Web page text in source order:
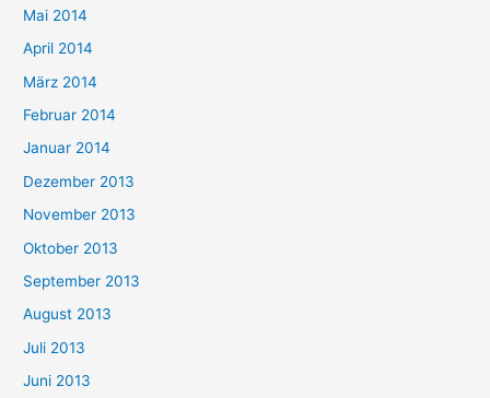
Mai 2014
April 2014
März 2014
Februar 2014
Januar 2014
Dezember 2013
November 2013
Oktober 2013
September 2013
August 2013
Juli 2013
Juni 2013